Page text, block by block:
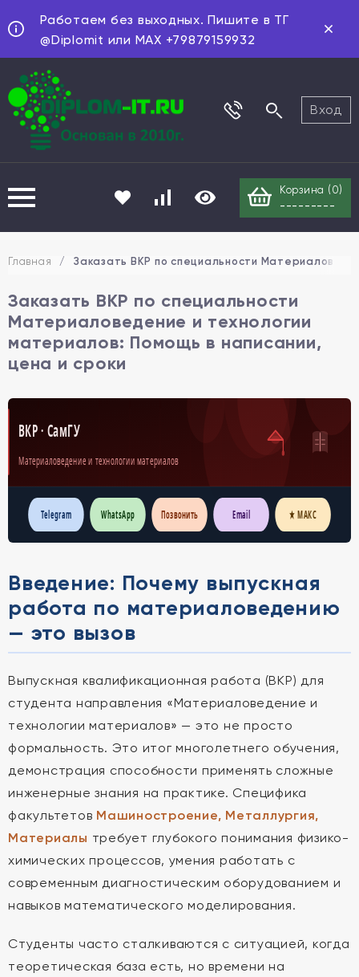
Работаем без выходных. Пишите в ТГ
@Diplomit или MAX +79879159932
Вход
Корзина ( 0)
---------
Главная / Заказать ВКР по специальности
Заказать ВКР по специальности
Материаловедение и технологии
материалов: Помощь в написании,
цена и сроки
ВКР · СамГУ
Материаловедение и технологии материалов
Telegram WhatsApp Позвонить Email ★ МАКС
Введение: Почему выпускная
работа по материаловедению
— это вызов
Выпускная квалификационная работа (ВКР) для
студента направления «Материаловедение и
технологии материалов» — это не просто
формальность. Это итог многолетнего обучения,
демонстрация способности применять сложные
инженерные знания на практике. Специфика
факультетов Машиностроение, Металлургия,
Материалы требует глубокого понимания физико-
химических процессов, умения работать с
современным диагностическим оборудованием и
навыков математического моделирования.
Студенты часто сталкиваются с ситуацией, когда
теоретическая база есть, но времени на